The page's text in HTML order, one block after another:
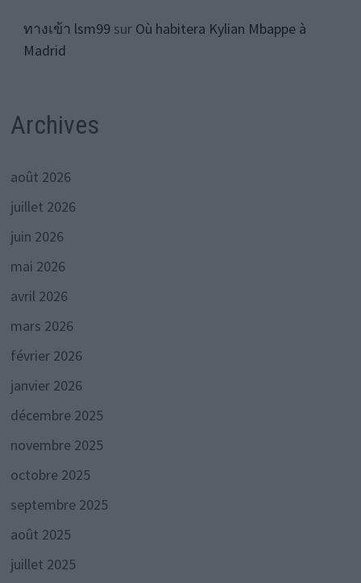
ทางเข้า lsm99sur Où habitera Kylian Mbappe à
Madrid
Archives
août 2026
juillet 2026
juin 2026
mai 2026
avril 2026
mars 2026
février 2026
janvier 2026
décembre 2025
novembre 2025
octobre 2025
septembre 2025
août 2025
juillet 2025